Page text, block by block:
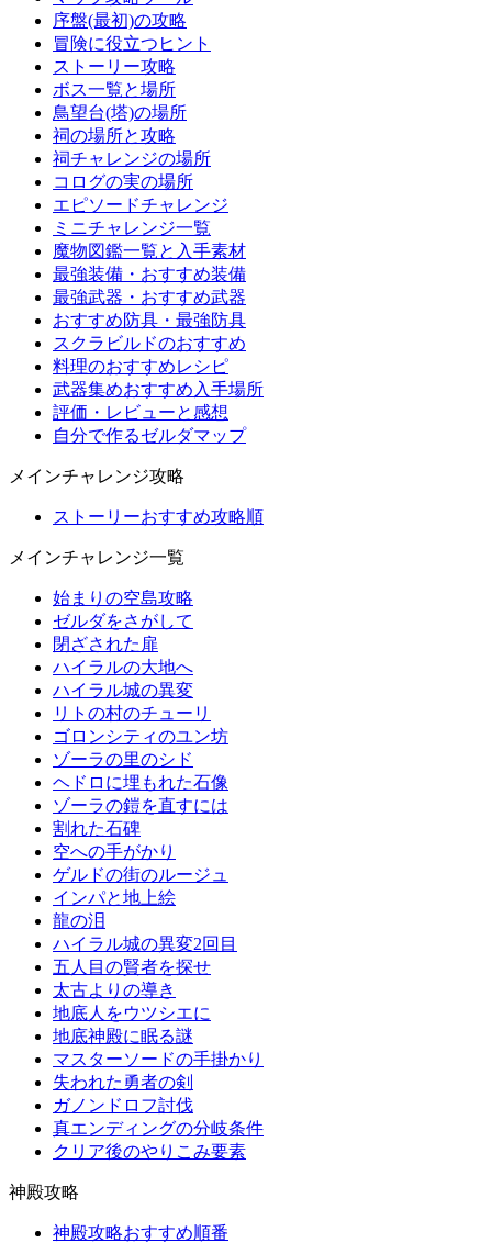
序盤(最初)の攻略
冒険に役立つヒント
ストーリー攻略
ボス一覧と場所
鳥望台(塔)の場所
祠の場所と攻略
祠チャレンジの場所
コログの実の場所
エピソードチャレンジ
ミニチャレンジ一覧
魔物図鑑一覧と入手素材
最強装備・おすすめ装備
最強武器・おすすめ武器
おすすめ防具・最強防具
スクラビルドのおすすめ
料理のおすすめレシピ
武器集めおすすめ入手場所
評価・レビューと感想
自分で作るゼルダマップ
メインチャレンジ攻略
ストーリーおすすめ攻略順
メインチャレンジ一覧
始まりの空島攻略
ゼルダをさがして
閉ざされた扉
ハイラルの大地へ
ハイラル城の異変
リトの村のチューリ
ゴロンシティのユン坊
ゾーラの里のシド
ヘドロに埋もれた石像
ゾーラの鎧を直すには
割れた石碑
空への手がかり
ゲルドの街のルージュ
インパと地上絵
龍の泪
ハイラル城の異変2回目
五人目の賢者を探せ
太古よりの導き
地底人をウツシエに
地底神殿に眠る謎
マスターソードの手掛かり
失われた勇者の剣
ガノンドロフ討伐
真エンディングの分岐条件
クリア後のやりこみ要素
神殿攻略
神殿攻略おすすめ順番